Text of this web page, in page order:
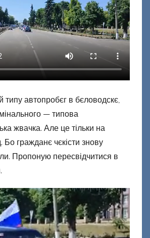
и
к
Д
о
к
и
й
типу автопробєг в бєловодскє,
— типова
жвачка. Але це тільки на
гражданє чєкісти знову
Пропоную пересвідчитися в